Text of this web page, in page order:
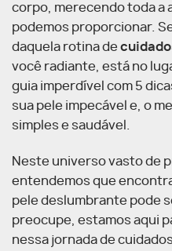
corpo, merecendo toda a
podemos proporcionar.
daquela rotina de
você radiante, está no
guia imperdível com 5
sua pele impecável e, o
simples e saudável.
Neste universo vasto de
entendemos que
pele deslumbrante pode
preocupe, estamos aqui
nessa jornada de